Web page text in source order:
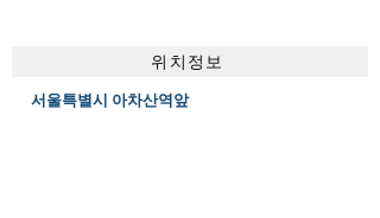
위치정보
서울특별시 아차산역앞